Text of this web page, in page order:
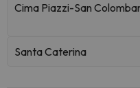
Cima Piazzi-San
Santa Caterina